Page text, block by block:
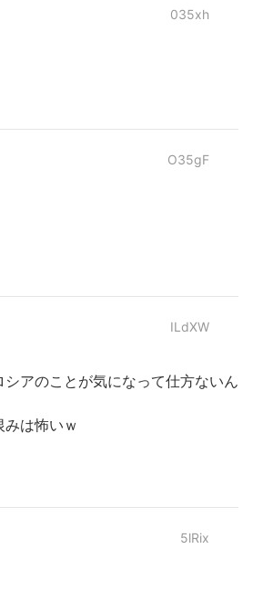
035xh
O35gF
ILdXW
アのことが気になって仕方ないん
は怖いｗ
5lRix